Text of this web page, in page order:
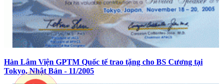
Hàn Lâm Viện GPTM Quốc tế trao tặng cho BS Cương tại
Tokyo, Nhật Bản - 11/2005